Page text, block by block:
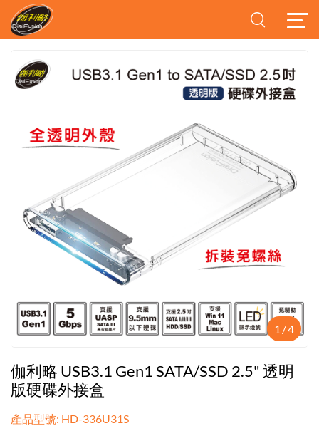
1 /4
伽利略 USB3.1 Gen1 SATA/SSD 2.5" 透明
版硬碟外接盒
產品型號: HD-336U31S